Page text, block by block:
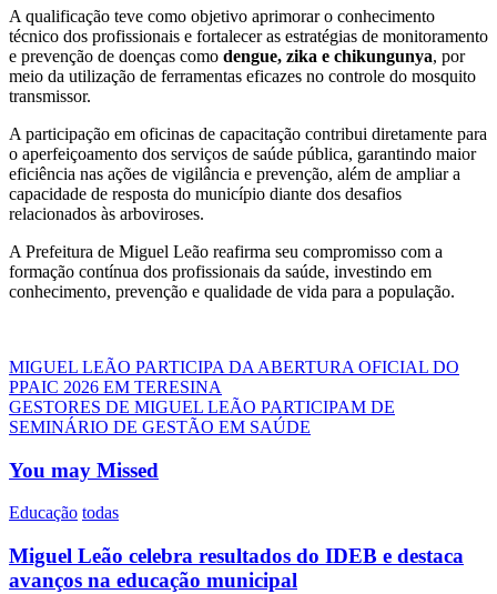
A qualificação teve como objetivo aprimorar o conhecimento
técnico dos profissionais e fortalecer as estratégias de monitoramento
e prevenção de doenças como dengue, zika e chikungunya, por
meio da utilização de ferramentas eficazes no controle do mosquito
transmissor.
A participação em oficinas de capacitação contribui diretamente para
o aperfeiçoamento dos serviços de saúde pública, garantindo maior
eficiência nas ações de vigilância e prevenção, além de ampliar a
capacidade de resposta do município diante dos desafios
relacionados às arboviroses.
A Prefeitura de Miguel Leão reafirma seu compromisso com a
formação contínua dos profissionais da saúde, investindo em
conhecimento, prevenção e qualidade de vida para a população.
Navegação
de
Post
MIGUEL LEÃO PARTICIPA DA ABERTURA OFICIAL DO
PPAIC 2026 EM TERESINA
GESTORES DE MIGUEL LEÃO PARTICIPAM DE
SEMINÁRIO DE GESTÃO EM SAÚDE
You may Missed
Educação todas
Miguel Leão celebra resultados do IDEB e destaca
avanços na educação municipal